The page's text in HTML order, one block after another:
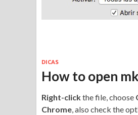
DICAS
How to open
Right-clickthe file, choose
Chrome, also check the